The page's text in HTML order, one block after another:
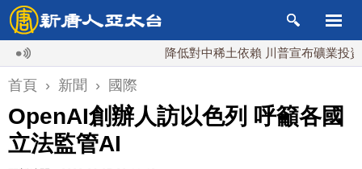
降低對中稀土依賴 川普宣布礦業投資20億
首頁 › 新聞 › 國際
OpenAI創辦人訪以色列 呼籲各國
立法監管AI